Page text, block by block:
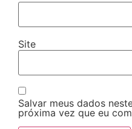
Site
Salvar meus dados
próxima vez que eu